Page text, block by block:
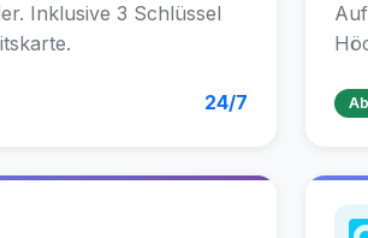
Inklusive 3 Schlüssel
24/7